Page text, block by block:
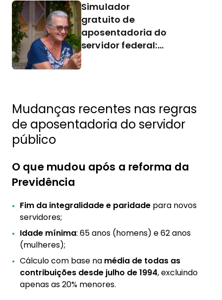
Simulador
gratuito de
aposentadoria do
servidor federal:
Mudanças recentes nas regras
de aposentadoria do servidor
público
O que mudou após a reforma da
Previdência
Fim da integralidade e paridade para novos
servidores;
Idade mínima: 65 anos (homens) e 62 anos
(mulheres);
Cálculo com base na média de todas as
contribuições desde julho de 1994, excluindo
apenas as 20% menores.